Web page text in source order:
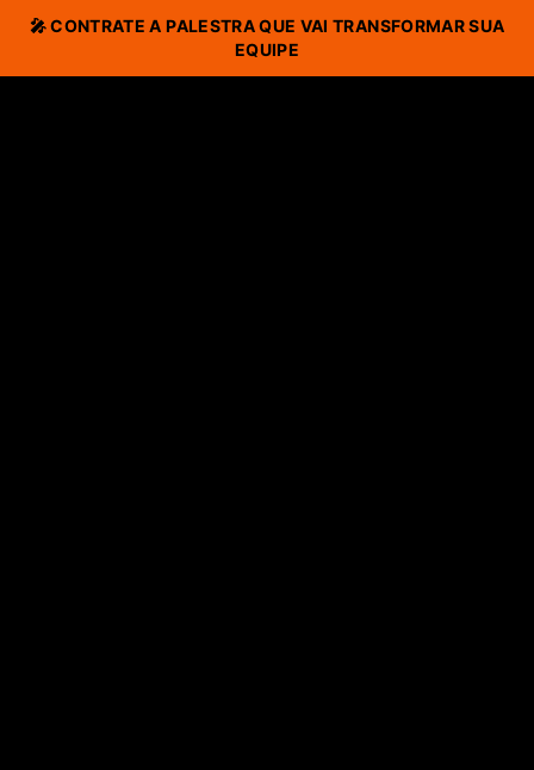
🎤 CONTRATE A PALESTRA QUE VAI TRANSFORMAR SUA
EQUIPE